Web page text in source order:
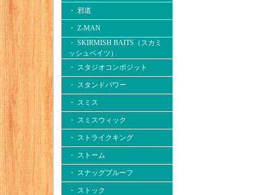
・ 邪道
・ Z-MAN
・ SKIRMISH BAITS（スカミ
ッシュベイツ）
・ スタジオコンポジット
・ スタンドパワー
・ スミス
・ スミスウィック
・ ストライクキング
・ ストーム
・ スナッグプルーフ
・ ストック